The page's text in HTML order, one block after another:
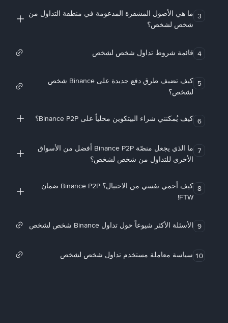
3 ما هي الأصول المشفرة المدعومة في منطقة التداول من
شخص لشخص؟
4 قائمة شروط تداول شخص لشخص
5
كيف تضيف طرق دفع جديدة على Binance شخص
لشخص؟
6 كيف يُمكنني شراء البيتكوين محلياً على Binance P2P؟
7
ما الذي يجعل منصّة Binance P2P أفضل من الأسواق
الأخرى للتداول من شخص لشخص؟
8
كيف أحمي نفسي من الاحتيال؟ Binance P2P ضمان
FTW!
9 الأسئلة الأكثر شيوعاً حول تداول Binance شخص لشخص
10 سياسة معاملة مستخدم تداول شخص لشخص